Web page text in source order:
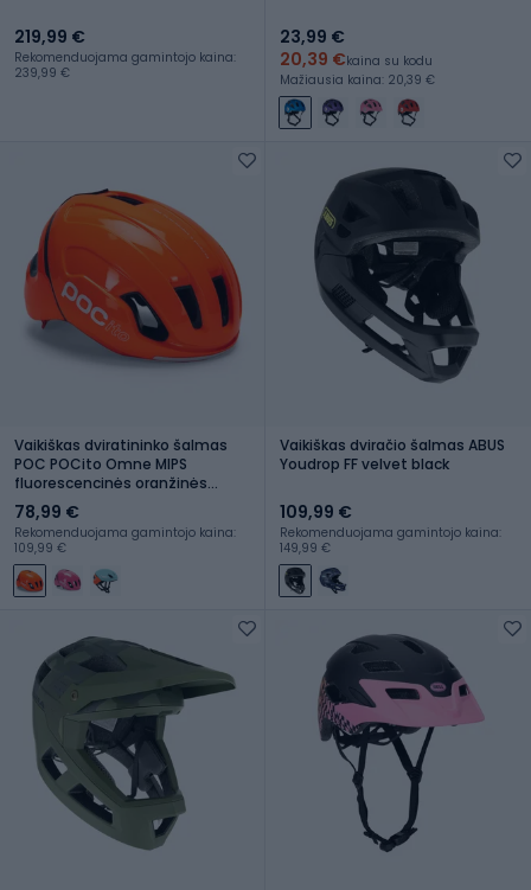
219,99 €
Rekomenduojama gamintojo kaina:
239,99 €
23,99 €
20,39 €kaina su kodu
Mažiausia kaina: 20,39 €
Vaikiškas dviratininko šalmas
POC POCito Omne MIPS
fluorescencinės oranžinės
spalvos
78,99 €
Rekomenduojama gamintojo kaina:
109,99 €
Vaikiškas dviračio šalmas ABUS
Youdrop FF velvet black
109,99 €
Rekomenduojama gamintojo kaina:
149,99 €